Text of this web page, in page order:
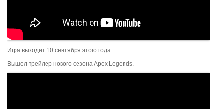
Игра выходит 10 сентября этого года.
Вышел трейлер нового сезона Apex Legends.